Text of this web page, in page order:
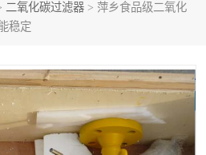
二氧化碳过滤器 > 萍乡食品级二氧化
稳定
液氨除油除水过滤器
酸雾聚结分离器
替代进口过滤器